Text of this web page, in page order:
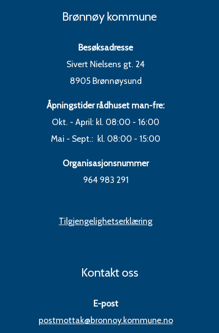
Brønnøy kommune
Besøksadresse
Sivert Nielsens gt. 24
8905 Brønnøysund
Åpningstider rådhuset man-fre:
Okt. - April: kl. 08:00 - 16:00
Mai - Sept.: kl. 08:00 - 15:00
Organisasjonsnummer
964 983 291
Tilgjengelighetserklæring
Kontakt oss
E-post
postmottak@bronnoy.kommune.no